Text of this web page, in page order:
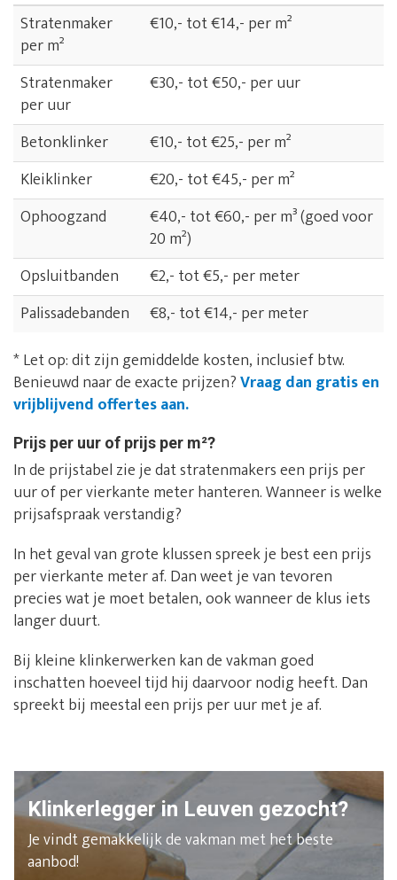
Stratenmaker
per m²
€10,- tot €14,- per m²
Stratenmaker
per uur
€30,- tot €50,- per uur
Betonklinker
€10,- tot €25,- per m²
Kleiklinker
€20,- tot €45,- per m²
Ophoogzand
€40,- tot €60,- per m³ (goed voor
20 m²)
Opsluitbanden
€2,- tot €5,- per meter
Palissadebanden
€8,- tot €14,- per meter
* Let op: dit zijn gemiddelde kosten, inclusief btw.
Benieuwd naar de exacte prijzen?Vraag dan gratis en
vrijblijvend offertes aan.
Prijs per uur of prijs per m²?
In de prijstabel zie je dat stratenmakers een prijs per
uur of per vierkante meter hanteren. Wanneer is welke
prijsafspraak verstandig?
In het geval van grote klussen spreek je best een prijs
per vierkante meter af. Dan weet je van tevoren
precies wat je moet betalen, ook wanneer de klus iets
langer duurt.
Bij kleine klinkerwerken kan de vakman goed
inschatten hoeveel tijd hij daarvoor nodig heeft. Dan
spreekt bij meestal een prijs per uur met je af.
Klinkerlegger in Leuven gezocht?
Je vindt gemakkelijk de vakman met het beste
aanbod!